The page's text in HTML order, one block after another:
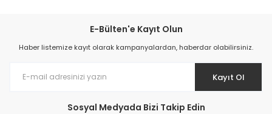
E-Bülten'e Kayıt Olun
Haber listemize kayıt olarak kampanyalardan, haberdar olabilirsiniz.
Kayıt Ol
Sosyal Medyada Bizi Takip Edin